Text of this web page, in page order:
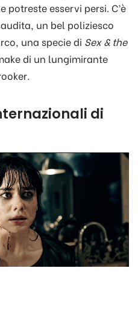
potreste esservi persi. C’è
un bel poliziesco
una specie di Sex & the
di un lungimirante
di